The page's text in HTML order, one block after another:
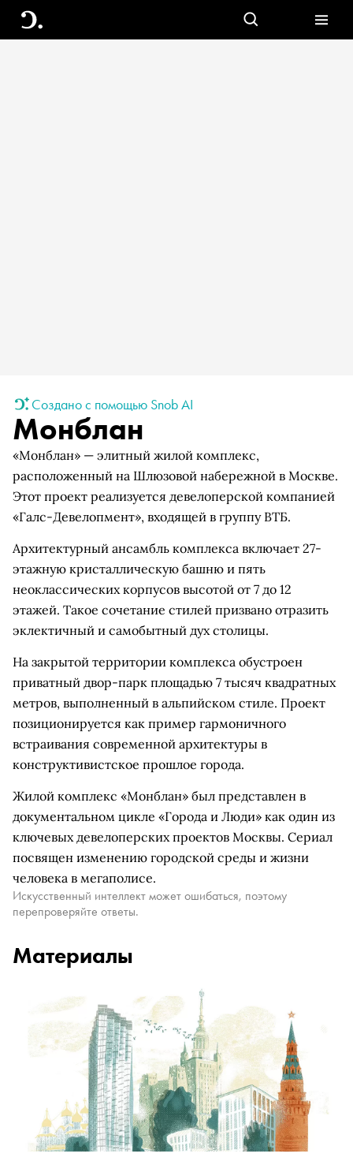
Создано с помощью Snob AI
Монблан
«Монблан» — элитный жилой комплекс,
расположенный на Шлюзовой набережной в Москве.
Этот проект реализуется девелоперской компанией
«Галс-Девелопмент», входящей в группу ВТБ.
Архитектурный ансамбль комплекса включает 27-
этажную кристаллическую башню и пять
неоклассических корпусов высотой от 7 до 12
этажей. Такое сочетание стилей призвано отразить
эклектичный и самобытный дух столицы.
На закрытой территории комплекса обустроен
приватный двор-парк площадью 7 тысяч квадратных
метров, выполненный в альпийском стиле. Проект
позиционируется как пример гармоничного
встраивания современной архитектуры в
конструктивистское прошлое города.
Жилой комплекс «Монблан» был представлен в
документальном цикле «Города и Люди» как один из
ключевых девелоперских проектов Москвы. Сериал
посвящен изменению городской среды и жизни
человека в мегаполисе.
Искусственный интеллект может ошибаться, поэтому
перепроверяйте ответы.
Материалы